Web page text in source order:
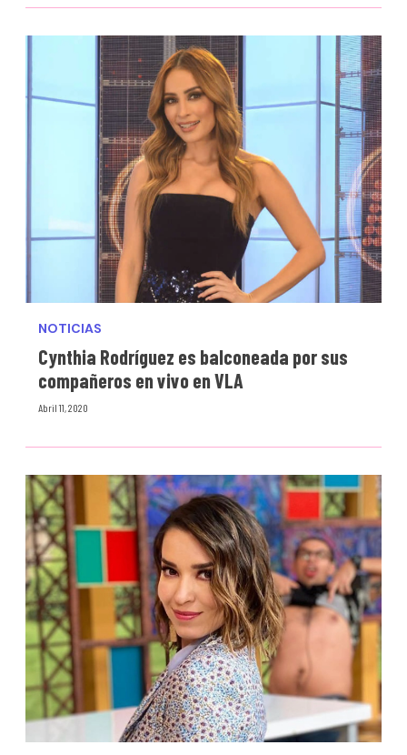
NOTICIAS
Cynthia Rodríguez es balconeada por sus
compañeros en vivo en VLA
Abril 11, 2020